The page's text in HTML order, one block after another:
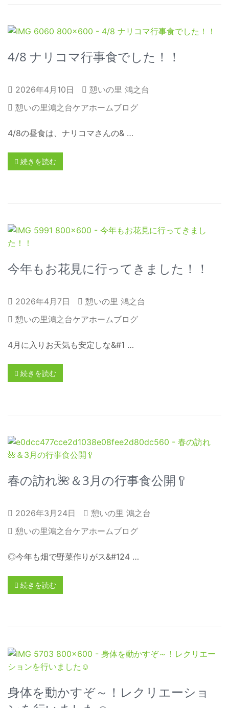
4/8 ナリコマ行事食でした！！
2026年4月10日
憩いの里 鴻之台
憩いの里鴻之台ケアホームブログ
4/8の昼食は、ナリコマさんの& …
続きを読む
今年もお花見に行ってきました！！
2026年4月7日
憩いの里 鴻之台
憩いの里鴻之台ケアホームブログ
4月に入りお天気も安定しな&#1 …
続きを読む
春の訪れ🌺＆3月の行事食公開🥄
2026年3月24日
憩いの里 鴻之台
憩いの里鴻之台ケアホームブログ
◎今年も畑で野菜作りがス&#124 …
続きを読む
身体を動かすぞ～！レクリエーショ